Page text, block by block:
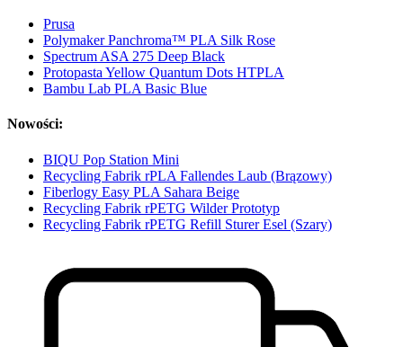
Prusa
Polymaker Panchroma™ PLA Silk Rose
Spectrum ASA 275 Deep Black
Protopasta Yellow Quantum Dots HTPLA
Bambu Lab PLA Basic Blue
Nowości:
BIQU Pop Station Mini
Recycling Fabrik rPLA Fallendes Laub (Brązowy)
Fiberlogy Easy PLA Sahara Beige
Recycling Fabrik rPETG Wilder Prototyp
Recycling Fabrik rPETG Refill Sturer Esel (Szary)